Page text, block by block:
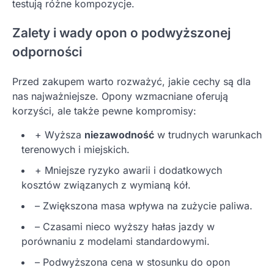
testują różne kompozycje.
Zalety i wady opon o podwyższonej
odporności
Przed zakupem warto rozważyć, jakie cechy są dla
nas najważniejsze. Opony wzmacniane oferują
korzyści, ale także pewne kompromisy:
+ Wyższa niezawodność w trudnych warunkach
terenowych i miejskich.
+ Mniejsze ryzyko awarii i dodatkowych
kosztów związanych z wymianą kół.
– Zwiększona masa wpływa na zużycie paliwa.
– Czasami nieco wyższy hałas jazdy w
porównaniu z modelami standardowymi.
– Podwyższona cena w stosunku do opon